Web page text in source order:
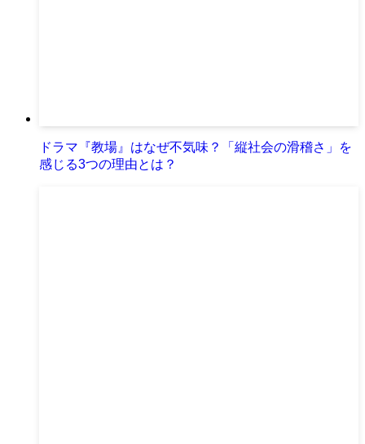
ドラマ『教場』はなぜ不気味？「縦社会の滑稽さ」を
感じる3つの理由とは？